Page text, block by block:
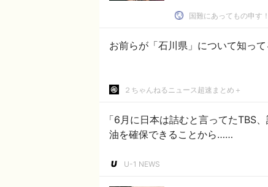
国難にあってもの申す
お前らが「石川県」について知っ
２ちゃんねるニュース超速まとめ＋
「6月に日本は詰むと言ってたTBS
油を確保できることから……
U-1 NEWS